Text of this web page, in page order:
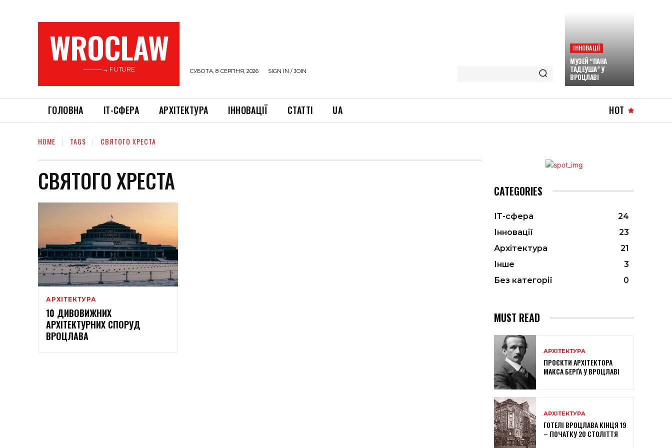
WROCLAW
———→ FUTURE СУБОТА, 8 СЕРПНЯ, 2026 SIGN IN / JOIN
ІННОВАЦІЇ
МУЗЕЙ “ПАНА
ТАДЕУША” У
ВРОЦЛАВІ
ГОЛОВНА ІТ-СФЕРА АРХІТЕКТУРА ІННОВАЦІЇ СТАТТІ UA HOT
HOME TAGS СВЯТОГО ХРЕСТА
СВЯТОГО ХРЕСТА
АРХІТЕКТУРА
10 ДИВОВИЖНИХ
АРХІТЕКТУРНИХ СПОРУД
ВРОЦЛАВА
CATEGORIES
ІТ-сфера
24
Інновації
23
Архітектура
21
Інше
3
Без категорії
0
MUST READ
АРХІТЕКТУРА
ПРОЄКТИ АРХІТЕКТОРА
МАКСА БЕРҐА У ВРОЦЛАВІ
АРХІТЕКТУРА
ГОТЕЛІ ВРОЦЛАВА КІНЦЯ 19
– ПОЧАТКУ 20 СТОЛІТТЯ